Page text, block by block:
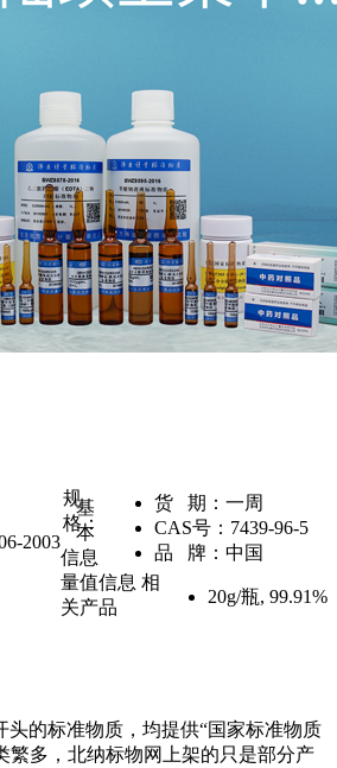
2003
货 期： 一周
CAS号： 7439-96-5
品 牌： 中国
规
格：
20g/瓶, 99.91%
基
本
信息
量值信息 相
关产品
头的标准物质，均提供“国家标准物质
繁多，北纳标物网上架的只是部分产